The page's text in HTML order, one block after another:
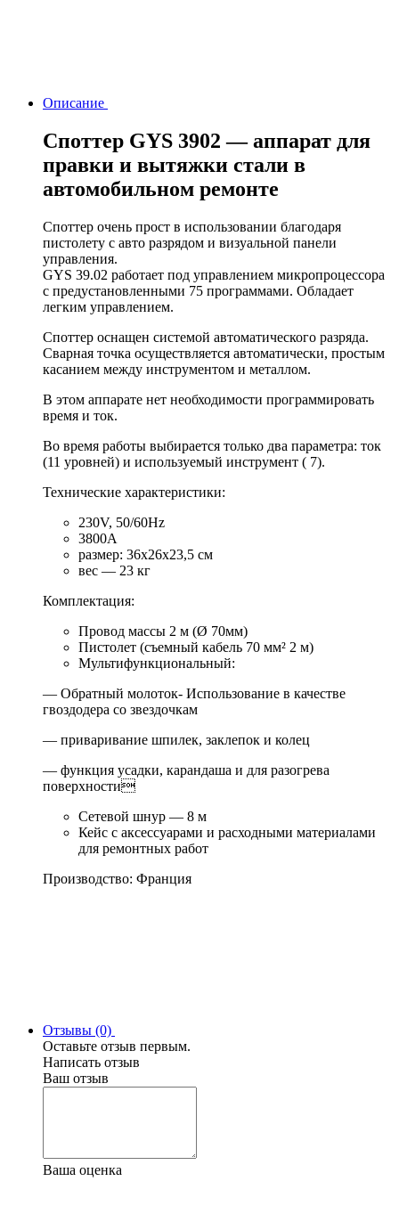
Описание
Споттер GYS 3902 — аппарат для
правки и вытяжки стали в
автомобильном ремонте
Споттер очень прост в использовании благодаря
пистолету с авто разрядом и визуальной панели
управления.
GYS 39.02 работает под управлением микропроцессора
с предустановленными 75 программами. Обладает
легким управлением.
Споттер оснащен системой автоматического разряда.
Сварная точка осуществляется автоматически, простым
касанием между инструментом и металлом.
В этом аппарате нет необходимости программировать
время и ток.
Во время работы выбирается только два параметра: ток
(11 уровней) и используемый инструмент ( 7).
Технические характеристики:
230V, 50/60Hz
3800А
размер: 36х26х23,5 см
вес — 23 кг
Комплектация:
Провод массы 2 м (Ø 70мм)
Пистолет (съемный кабель 70 мм² 2 м)
Мультифункциональный:
— Обратный молоток- Использование в качестве
гвоздодера со звездочкам
— приваривание шпилек, заклепок и колец
— функция усадки, карандаша и для разогрева
поверхности
Сетевой шнур — 8 м
Кейс с аксессуарами и расходными материалами
для ремонтных работ
Производство: Франция
Отзывы (0)
Оставьте отзыв первым.
Написать отзыв
Ваш отзыв
Ваша оценка